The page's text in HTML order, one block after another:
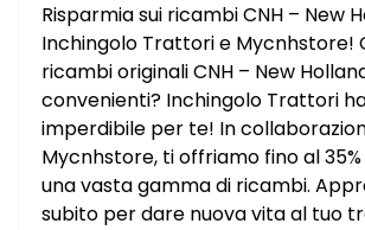
Risparmia sui ricambi CNH – New
Inchingolo Trattori e Mycnhstore!
ricambi originali CNH – New
convenienti? Inchingolo Trattori
imperdibile per te! In
Mycnhstore, ti offriamo fino al
una vasta gamma di ricambi.
subito per dare nuova vita al tuo